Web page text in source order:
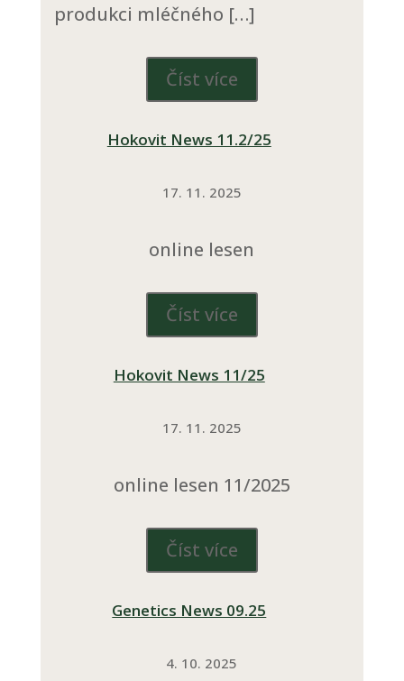
produkci mléčného […]
Číst více
Hokovit News 11.2/25
17. 11. 2025
online lesen
Číst více
Hokovit News 11/25
17. 11. 2025
online lesen 11/2025
Číst více
Genetics News 09.25
4. 10. 2025